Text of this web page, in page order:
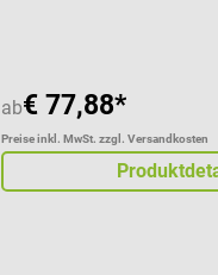
ab€ 77,88*
Preise inkl. MwSt. zzgl. Versandkosten